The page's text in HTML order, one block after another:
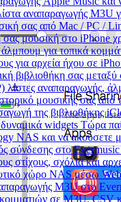
αναπαραγωγής
σας από Mac / PC /
μουσική στο iPhone
για τοπικά
για αρχεία ήχου σε
βιβλιοθήκη σας
αναπαραγωγής,
μουσικής σας
της βιβλιοθήκης
widgets Τώρα
NAS και να ακούσετε
σύνδεσης στο
στίχους, σχόλια και
χώρο NAS μέσω
M3U στο
σε M3U,